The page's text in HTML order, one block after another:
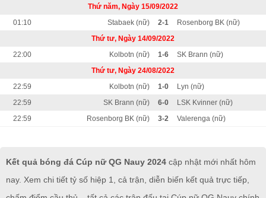
Thứ năm, Ngày 15/09/2022
01:10
Stabaek (nữ) 2-1
Rosenborg BK (nữ)
Thứ tư, Ngày 14/09/2022
22:00
Kolbotn (nữ) 1-6
SK Brann (nữ)
Thứ tư, Ngày 24/08/2022
22:59
Kolbotn (nữ) 1-0
Lyn (nữ)
22:59
SK Brann (nữ) 6-0
LSK Kvinner (nữ)
22:59
Rosenborg BK (nữ) 3-2 Valerenga (nữ)
Kết quả bóng đá Cúp nữ QG Nauy 2024 cập nhật mới nhất hôm
nay. Xem chi tiết tỷ số hiệp 1, cả trận, diễn biến kết quả trực tiếp,